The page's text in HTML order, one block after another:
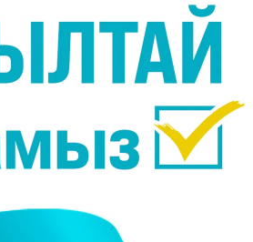
сөзін тыңдайды", - дейді
Болашақта қытай,